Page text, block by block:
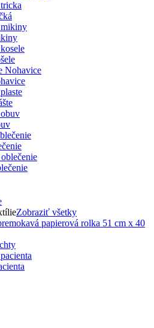
Zobraziť všetky